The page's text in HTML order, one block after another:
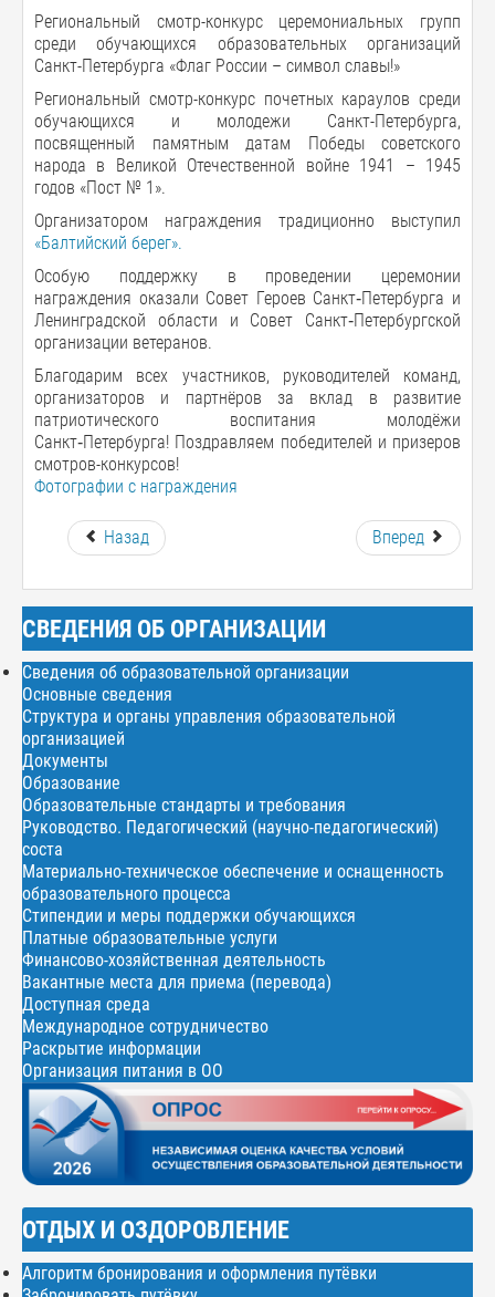
Региональный смотр-конкурс церемониальных групп
среди обучающихся образовательных организаций
Санкт-Петербурга «Флаг России – символ славы!»
Региональный смотр-конкурс почетных караулов среди
обучающихся и молодежи Санкт-Петербурга,
посвященный памятным датам Победы советского
народа в Великой Отечественной войне 1941 – 1945
годов «Пост № 1».
Организатором награждения традиционно выступил
«Балтийский берег».
Особую поддержку в проведении церемонии
награждения оказали Совет Героев Санкт‑Петербурга и
Ленинградской области и Совет Санкт‑Петербургской
организации ветеранов.
Благодарим всех участников, руководителей команд,
организаторов и партнёров за вклад в развитие
патриотического воспитания молодёжи
Санкт‑Петербурга! Поздравляем победителей и призеров
смотров-конкурсов!
Фотографии с награждения
Назад Вперед
СВЕДЕНИЯ ОБ ОРГАНИЗАЦИИ
Сведения об образовательной организации
Основные сведения
Структура и органы управления образовательной
организацией
Документы
Образование
Образовательные стандарты и требования
Руководство. Педагогический (научно-педагогический)
соста
Материально-техническое обеспечение и оснащенность
образовательного процесса
Стипендии и меры поддержки обучающихся
Платные образовательные услуги
Финансово-хозяйственная деятельность
Вакантные места для приема (перевода)
Доступная среда
Международное сотрудничество
Раскрытие информации
Организация питания в ОО
ОТДЫХ И ОЗДОРОВЛЕНИЕ
Алгоритм бронирования и оформления путёвки